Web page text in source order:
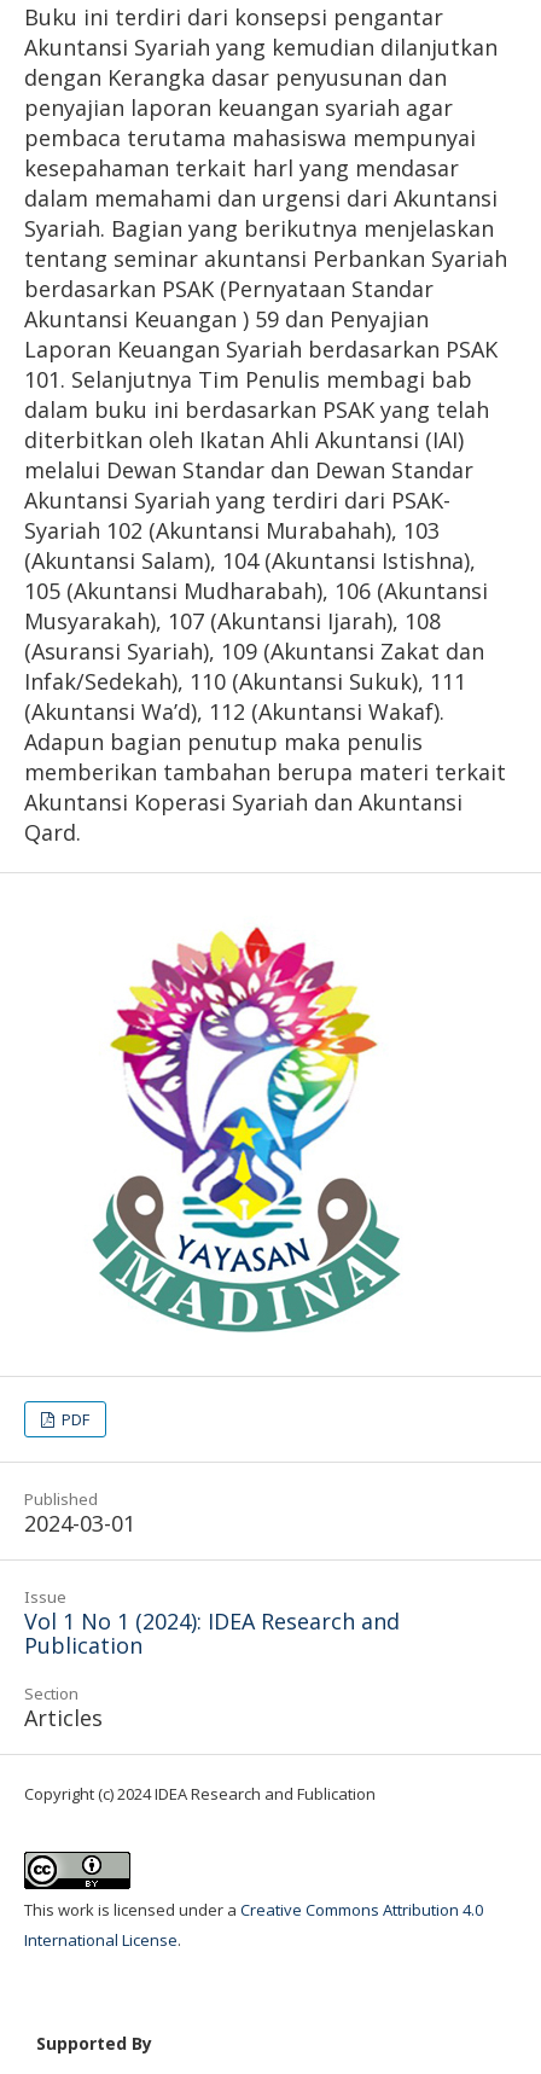
Buku ini terdiri dari konsepsi pengantar
Akuntansi Syariah yang kemudian dilanjutkan
dengan Kerangka dasar penyusunan dan
penyajian laporan keuangan syariah agar
pembaca terutama mahasiswa mempunyai
kesepahaman terkait harl yang mendasar
dalam memahami dan urgensi dari Akuntansi
Syariah. Bagian yang berikutnya menjelaskan
tentang seminar akuntansi Perbankan Syariah
berdasarkan PSAK (Pernyataan Standar
Akuntansi Keuangan ) 59 dan Penyajian
Laporan Keuangan Syariah berdasarkan PSAK
101. Selanjutnya Tim Penulis membagi bab
dalam buku ini berdasarkan PSAK yang telah
diterbitkan oleh Ikatan Ahli Akuntansi (IAI)
melalui Dewan Standar dan Dewan Standar
Akuntansi Syariah yang terdiri dari PSAK-
Syariah 102 (Akuntansi Murabahah), 103
(Akuntansi Salam), 104 (Akuntansi Istishna),
105 (Akuntansi Mudharabah), 106 (Akuntansi
Musyarakah), 107 (Akuntansi Ijarah), 108
(Asuransi Syariah), 109 (Akuntansi Zakat dan
Infak/Sedekah), 110 (Akuntansi Sukuk), 111
(Akuntansi Wa’d), 112 (Akuntansi Wakaf).
Adapun bagian penutup maka penulis
memberikan tambahan berupa materi terkait
Akuntansi Koperasi Syariah dan Akuntansi
Qard.
PDF
Published
2024-03-01
Issue
Vol 1 No 1 (2024): IDEA Research and
Publication
Section
Articles
Copyright (c) 2024 IDEA Research and Fublication
This work is licensed under a Creative Commons Attribution 4.0
International License.
Supported By